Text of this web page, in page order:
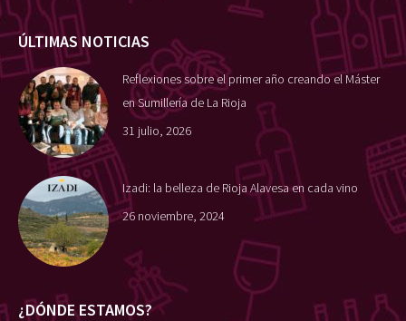
ÚLTIMAS NOTICIAS
Reflexiones sobre el primer año creando el Máster
en Sumillería de La Rioja
31 julio, 2026
Izadi: la belleza de Rioja Alavesa en cada vino
26 noviembre, 2024
¿DÓNDE ESTAMOS?